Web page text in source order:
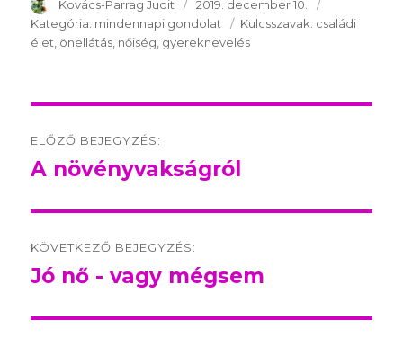
SzerzÅ
Kovács-Parrag Judit Közzétéve:
2019. december 10.
Kategória: Kategória:
mindennapi gondolat Kulcsszavak: Kulcsszavak:
családi
élet önellátás nőiség gyereknevelés
navigation
ELŐZŐ BEJEGYZÉS:
Előző
A növényvakságról
KÖVETKEZŐ BEJEGYZÉS:
Következő
Jó nő - vagy mégsem